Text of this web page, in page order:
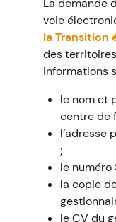
La demande
voie
la Transition
des
informations
le nom et
centre de
l’adresse
;
le numéro
la copie
le CV du